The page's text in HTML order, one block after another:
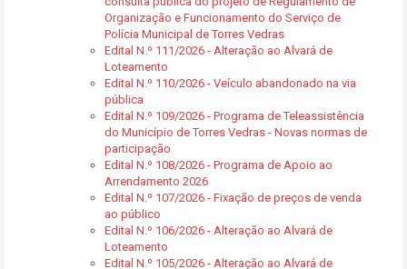
Organização e Funcionamento do Serviço de
Polícia Municipal de Torres Vedras
Edital N.º 111/2026 - Alteração ao Alvará de
Loteamento
Edital N.º 110/2026 - Veículo abandonado na via
pública
Edital N.º 109/2026 - Programa de Teleassistência
do Município de Torres Vedras - Novas normas de
participação
Edital N.º 108/2026 - Programa de Apoio ao
Arrendamento 2026
Edital N.º 107/2026 - Fixação de preços de venda
ao público
Edital N.º 106/2026 - Alteração ao Alvará de
Loteamento
Edital N.º 105/2026 - Alteração ao Alvará de